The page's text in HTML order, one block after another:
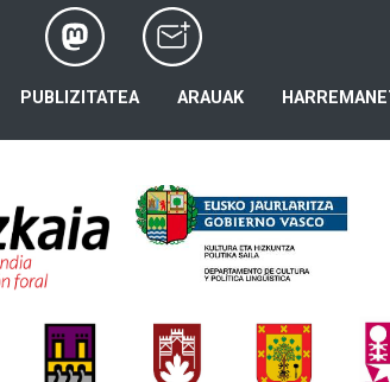
PUBLIZITATEA ARAUAK